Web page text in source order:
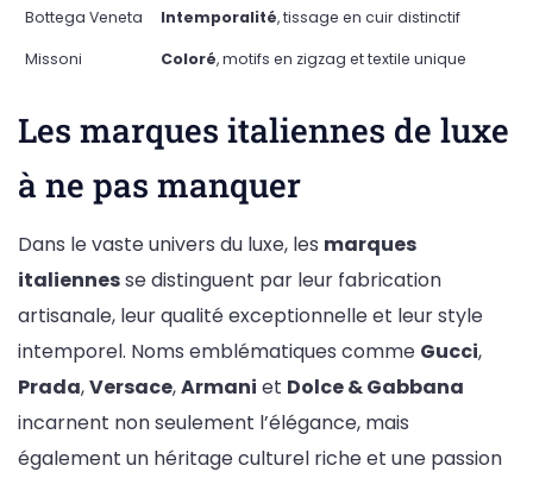
Bottega Veneta Intemporalité, tissage en cuir distinctif
Missoni Coloré, motifs en zigzag et textile unique
Les marques italiennes de luxe
à ne pas manquer
Dans le vaste univers du luxe, les marques
italiennesse distinguent par leur fabrication
artisanale, leur qualité exceptionnelle et leur style
intemporel. Noms emblématiques comme Gucci,
Prada,Versace,Armani et Dolce & Gabbana
incarnent non seulement l’élégance, mais
également un héritage culturel riche et une passion